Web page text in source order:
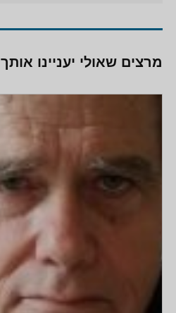
מרצים שאולי יעניינו אותך